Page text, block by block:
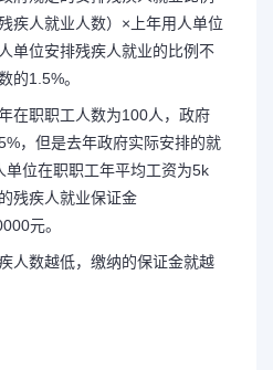
疾人就业人数）×上年用人单位
单位安排残疾人就业的比例不
的1.5%。
在职职工人数为100人，政府
，但是去年政府实际安排的就
单位在职职工年平均工资为5k
残疾人就业保证金
元。
人数越低，缴纳的保证金就越